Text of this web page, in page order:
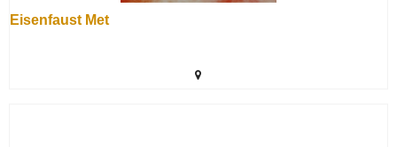
Eisenfaust Met